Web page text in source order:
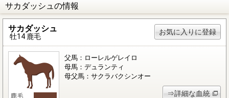
サカダッシュの情報
サカダッシュ
牡14 鹿毛
お気に入りに登録
父馬：ローレルゲレイロ
母馬：デュランティ
母父馬：サクラバクシンオー
⇒詳細な血統